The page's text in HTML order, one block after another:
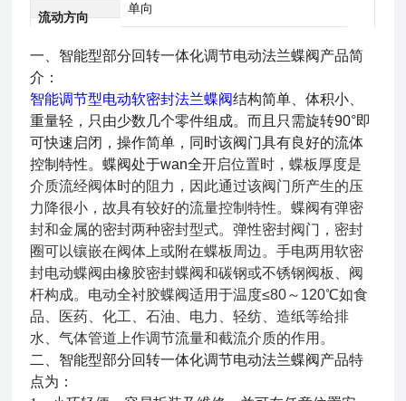
流动方向
单向
一 智能型部分回转一体化调节电动法兰蝶阀产品简
介：
智能调节型电动软密封法兰蝶阀结构简单、体积小、
重量轻，只由少数几个零件组成。而且只需旋转90°即
可快速启闭，操作简单，同时该阀门具有良好的流体
控制特性。蝶阀处于wan全开启位置时，蝶板厚度是
介质流经阀体时的阻力，因此通过该阀门所产生的压
力降很小，故具有较好的流量控制特性。蝶阀有弹密
封和金属的密封两种密封型式。弹性密封阀门，密封
圈可以镶嵌在阀体上或附在蝶板周边。手电两用软密
封电动蝶阀由橡胶密封蝶阀和碳钢或不锈钢阀板、阀
杆构成。电动全衬胶蝶阀适用于温度≤80～120℃如食
品、医药、化工、石油、电力、轻纺、造纸等给排
水、气体管道上作调节流量和截流介质的作用。
二
智能型部分回转一体化调节电动法兰蝶阀产品特
点为：